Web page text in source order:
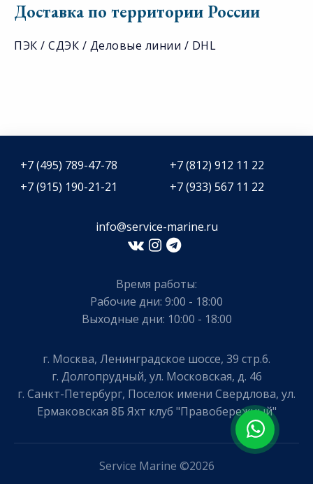
Доставка по территории России
ПЭК / СДЭК / Деловые линии / DHL
+7 (495) 789-47-78
+7 (812) 912 11 22
+7 (915) 190-21-21
+7 (933) 567 11 22
info@service-marine.ru​​
Время работы:
Рабочие дни: 9:00 - 18:00
Выходные дни: 10:00 - 18:00
г. Москва, Ленинградское шоссе, 39 стр.6.
г. Долгопрудный, ул. Московская, д. 46
г. Санкт-Петербург, Поселок имени Свердлова, ул.
Ермаковская 8Б Яхт клуб "Правобережный"
Service Marine ©2026